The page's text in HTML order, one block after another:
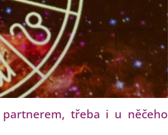
třeba i u něčeho